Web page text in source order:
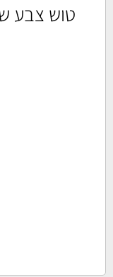
טוש צבע